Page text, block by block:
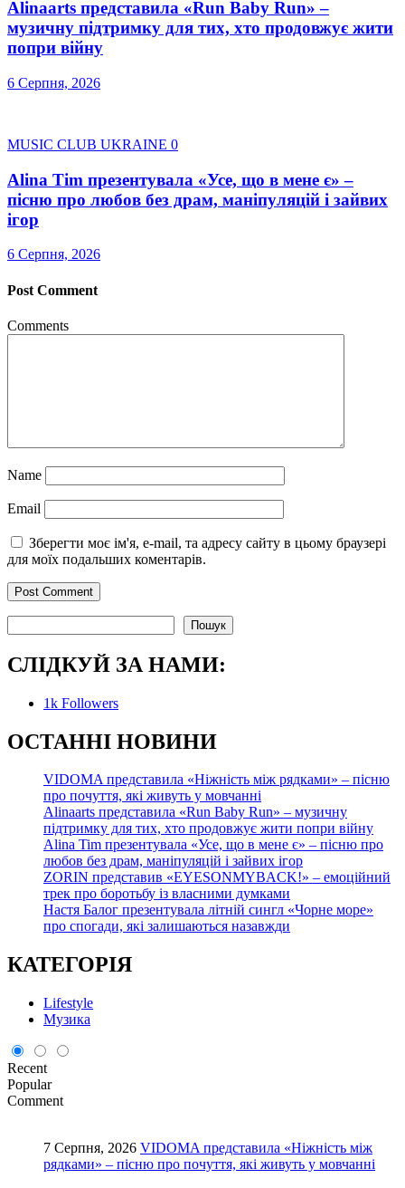
Alinaarts представила «Run Baby Run» –
музичну підтримку для тих, хто продовжує жити
попри війну
6 Серпня, 2026
MUSIC CLUB UKRAINE 0
Alina Tim презентувала «Усе, що в мене є» –
пісню про любов без драм, маніпуляцій і зайвих
ігор
6 Серпня, 2026
Post Comment
Comments
Name
Email
Зберегти моє ім'я, e-mail, та адресу сайту в цьому браузері
для моїх подальших коментарів.
Пошук
СЛІДКУЙ ЗА НАМИ:
1k Followers
ОСТАННІ НОВИНИ
VIDOMA представила «Ніжність між рядками» – пісню
про почуття, які живуть у мовчанні
Alinaarts представила «Run Baby Run» – музичну
підтримку для тих, хто продовжує жити попри війну
Alina Tim презентувала «Усе, що в мене є» – пісню про
любов без драм, маніпуляцій і зайвих ігор
ZORIN представив «EYESONMYBACK!» – емоційний
трек про боротьбу із власними думками
Настя Балог презентувала літній сингл «Чорне море»
про спогади, які залишаються назавжди
КАТЕГОРІЯ
Lifestyle
Музика
Recent
Popular
Comment
7 Серпня, 2026 VIDOMA представила «Ніжність між
рядками» – пісню про почуття, які живуть у мовчанні